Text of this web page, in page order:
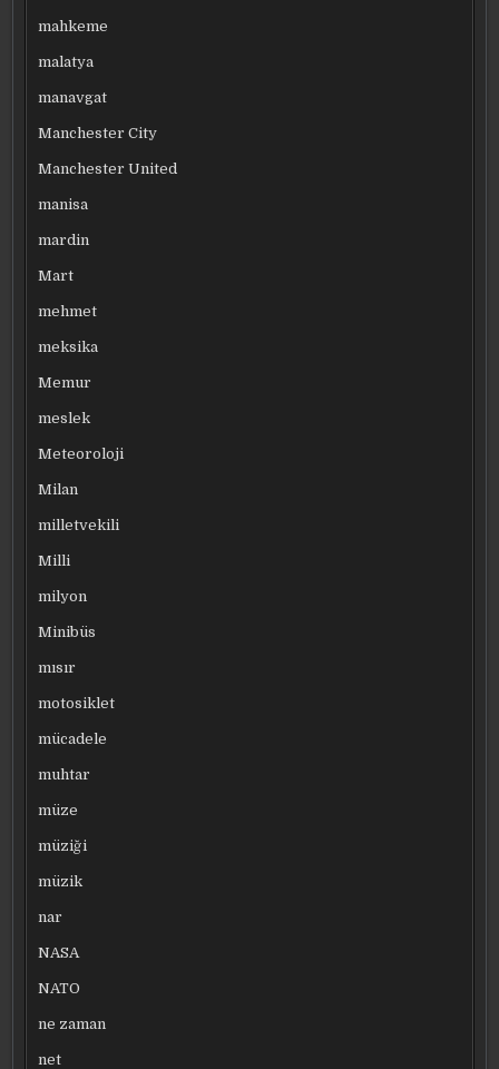
mahkeme
malatya
manavgat
Manchester City
Manchester United
manisa
mardin
Mart
mehmet
meksika
Memur
meslek
Meteoroloji
Milan
milletvekili
Milli
milyon
Minibüs
mısır
motosiklet
mücadele
muhtar
müze
müziği
müzik
nar
NASA
NATO
ne zaman
net